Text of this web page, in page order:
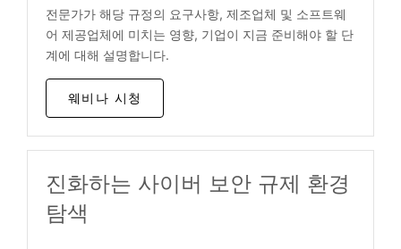
전문가가 해당 규정의 요구사항, 제조업체 및 소프트웨
어 제공업체에 미치는 영향, 기업이 지금 준비해야 할 단
계에 대해 설명합니다.
웨비나 시청
진화하는 사이버 보안 규제 환경
탐색